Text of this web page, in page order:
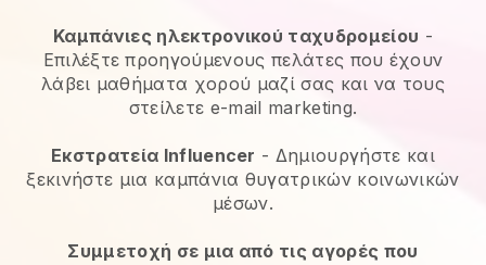
Καμπάνιες ηλεκτρονικού ταχυδρομείου -
Επιλέξτε προηγούμενους πελάτες που έχουν
λάβει μαθήματα χορού μαζί σας και να τους
στείλετε e-mail marketing.
Εκστρατεία Influencer - Δημιουργήστε και
ξεκινήστε μια καμπάνια θυγατρικών κοινωνικών
μέσων.
Συμμετοχή σε μια από τις αγορές που